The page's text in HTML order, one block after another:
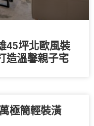
45坪北歐風裝
造溫馨親子宅
極簡輕裝潢